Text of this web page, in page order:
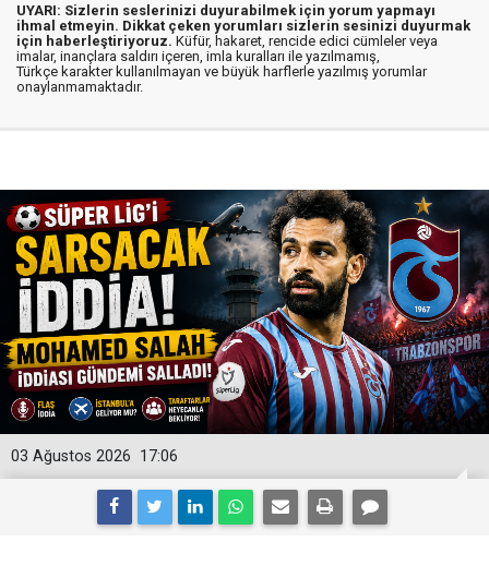
UYARI: Sizlerin seslerinizi duyurabilmek için yorum yapmayı
ihmal etmeyin. Dikkat çeken yorumları sizlerin sesinizi duyurmak
için haberleştiriyoruz. Küfür, hakaret, rencide edici cümleler veya
imalar, inançlara saldırı içeren, imla kuralları ile yazılmamış,
Türkçe karakter kullanılmayan ve büyük harflerle yazılmış yorumlar
onaylanmamaktadır.
17:06
03 Ağustos 2026